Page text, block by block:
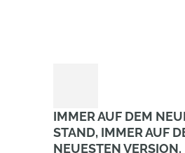
IMMER AUF DEM
STAND, IMMER AUF
NEUESTEN VERSION.